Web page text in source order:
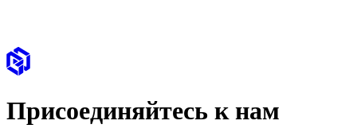
Присоединяйтесь к нам